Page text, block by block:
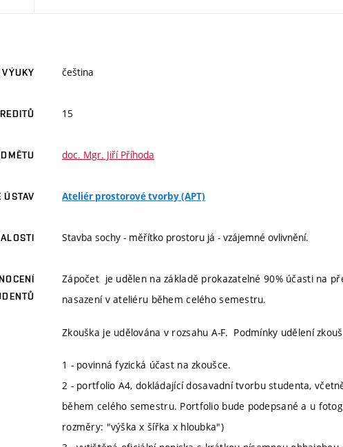
čeština
15
doc. Mgr. Jiří Příhoda
ÚSTAV Ateliér prostorové tvorby (APT)
Stavba sochy - měřítko prostoru já - vzájemné ovlivnění.
Zápočet je udělen na základě prokazatelné 90% účasti na
nasazení v ateliéru během celého semestru.
Zkouška je udělována v rozsahu A-F. Podmínky udělení
1 - povinná fyzická účast na zkoušce.
2 - portfolio A4, dokládající dosavadní tvorbu studenta,
během celého semestru. Portfolio bude podepsané a u
rozměry: "výška x šířka x hloubka")